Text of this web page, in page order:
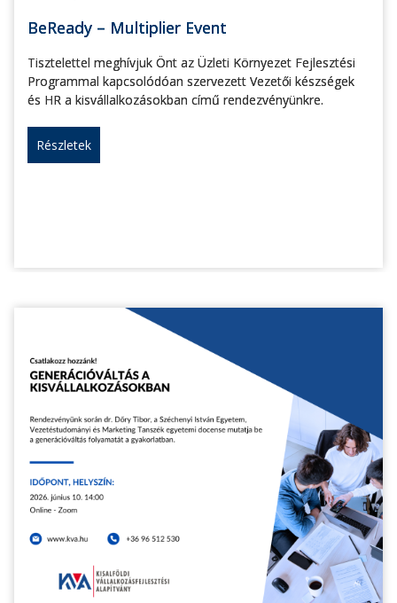
BeReady – Multiplier Event
Tisztelettel meghívjuk Önt az Üzleti Környezet Fejlesztési
Programmal kapcsolódóan szervezett Vezetői készségek
és HR a kisvállalkozásokban című rendezvényünkre.
Részletek